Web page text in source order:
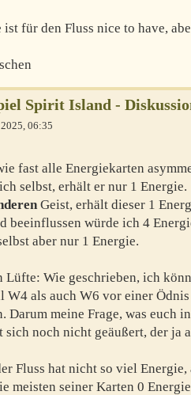
ist für den Fluss nice to have,
Spirit Island -
06:35
fast alle Energiekarten
selbst, erhält er nur 1 Energie.
Geist, erhält dieser 1
beeinflussen würde ich 4
aber nur 1 Energie.
Lüfte: Wie geschrieben, ich
W4 als auch W6 vor einer
Darum meine Frage, was euch
sich noch nicht geäußert, der ja
Fluss hat nicht so viel
meisten seiner Karten 0